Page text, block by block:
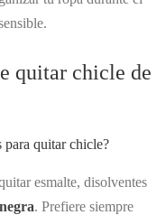
quitar chicle de
para quitar chicle?
esmalte, disolventes
. Prefiere siempre